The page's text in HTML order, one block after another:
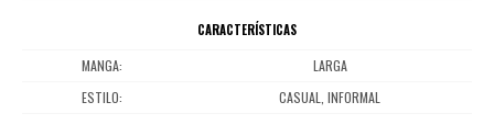
CARACTERÍSTICAS
MANGA
LARGA
ESTILO
CASUAL, INFORMAL